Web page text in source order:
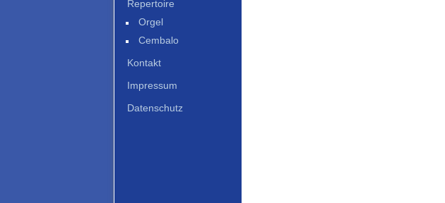
Repertoire
Orgel
Cembalo
Kontakt
Impressum
Datenschutz